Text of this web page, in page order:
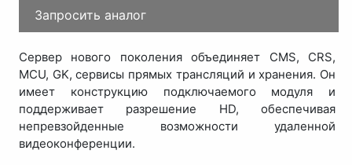
Запросить аналог
Сервер нового поколения объединяет CMS, CRS,
MCU, GK, сервисы прямых трансляций и хранения. Он
имеет конструкцию подключаемого модуля и
поддерживает разрешение HD, обеспечивая
непревзойденные возможности удаленной
видеоконференции.